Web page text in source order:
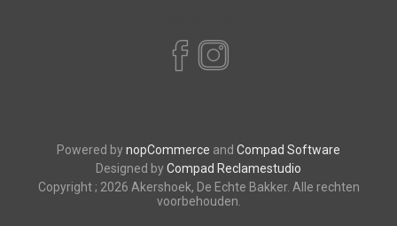
Powered bynopCommerce and Compad Software
Designed byCompad Reclamestudio
Copyright ; 2026 Akershoek, De Echte Bakker. Alle rechten
voorbehouden.